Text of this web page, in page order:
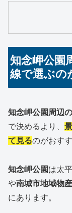
知念岬公園
線で選ぶの
知念岬公園周辺
で決めるより、
て見るのがおす
知念岬公園は太
や南城市地域物
にあります。